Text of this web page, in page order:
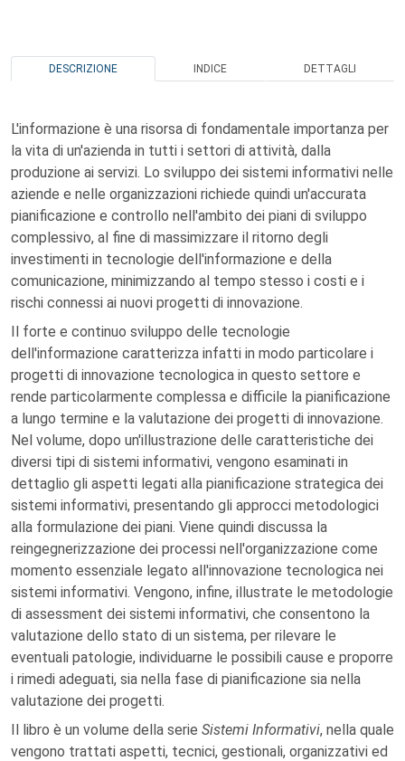
DESCRIZIONE INDICE DETTAGLI
L'informazione è una risorsa di fondamentale importanza per
la vita di un'azienda in tutti i settori di attività, dalla
produzione ai servizi. Lo sviluppo dei sistemi informativi nelle
aziende e nelle organizzazioni richiede quindi un'accurata
pianificazione e controllo nell'ambito dei piani di sviluppo
complessivo, al fine di massimizzare il ritorno degli
investimenti in tecnologie dell'informazione e della
comunicazione, minimizzando al tempo stesso i costi e i
rischi connessi ai nuovi progetti di innovazione.
Il forte e continuo sviluppo delle tecnologie
dell'informazione caratterizza infatti in modo particolare i
progetti di innovazione tecnologica in questo settore e
rende particolarmente complessa e difficile la pianificazione
a lungo termine e la valutazione dei progetti di innovazione.
Nel volume, dopo un'illustrazione delle caratteristiche dei
diversi tipi di sistemi informativi, vengono esaminati in
dettaglio gli aspetti legati alla pianificazione strategica dei
sistemi informativi, presentando gli approcci metodologici
alla formulazione dei piani. Viene quindi discussa la
reingegnerizzazione dei processi nell'organizzazione come
momento essenziale legato all'innovazione tecnologica nei
sistemi informativi. Vengono, infine, illustrate le metodologie
di assessment dei sistemi informativi, che consentono la
valutazione dello stato di un sistema, per rilevare le
eventuali patologie, individuarne le possibili cause e proporre
i rimedi adeguati, sia nella fase di pianificazione sia nella
valutazione dei progetti.
Il libro è un volume della serie Sistemi Informativi, nella quale
vengono trattati aspetti, tecnici, gestionali, organizzativi ed